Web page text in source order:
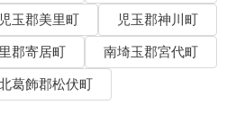
児玉郡美里町
児玉郡神川町
郡寄居町
南埼玉郡宮代町
葛飾郡松伏町